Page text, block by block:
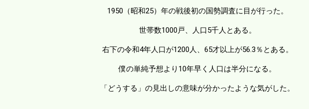
1950（昭和25）年の戦後初の国勢調査に目が行った。
世帯数1000戸、人口5千人とある。
右下の令和4年人口が1200人、65才以上が56.3％とある。
僕の単純予想より10年早く人口は半分になる。
「どうする」の見出しの意味が分かったような気がした。